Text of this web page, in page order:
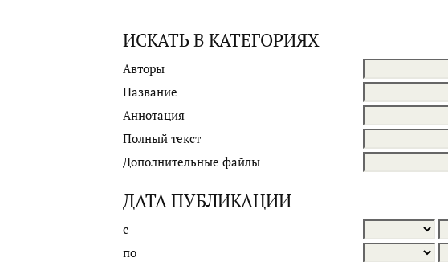
ИСКАТЬ В КАТЕГОРИЯХ
Авторы
Название
Аннотация
Полный текст
Дополнительные файлы
ДАТА ПУБЛИКАЦИИ
с
по